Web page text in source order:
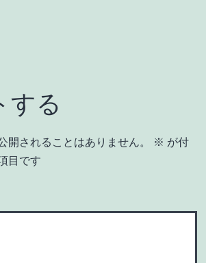
する
開されることはありません。 ※ が付
目です